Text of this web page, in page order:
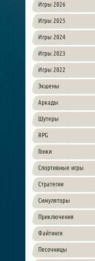
Игры 2026
Игры 2025
Игры 2024
Игры 2023
Игры 2022
Экшены
Аркады
Шутеры
RPG
Гонки
Спортивные игры
Стратегии
Симуляторы
Приключения
Файтинги
Песочницы